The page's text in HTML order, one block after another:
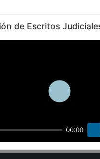
de Escritos
00:00
Play